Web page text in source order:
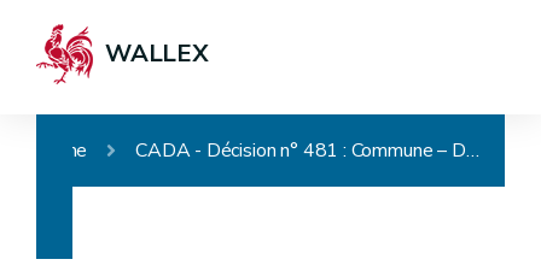
WALLEX
Home CADA - Décision n° 481 : Commune – Documents relatifs à des caméras de surveillance – Marché public – Demande d'autorisation – Avis du conseil – Analyse d'impact – Perte d'objet – Secret des affaires – Recours sans objet – Communication partielle